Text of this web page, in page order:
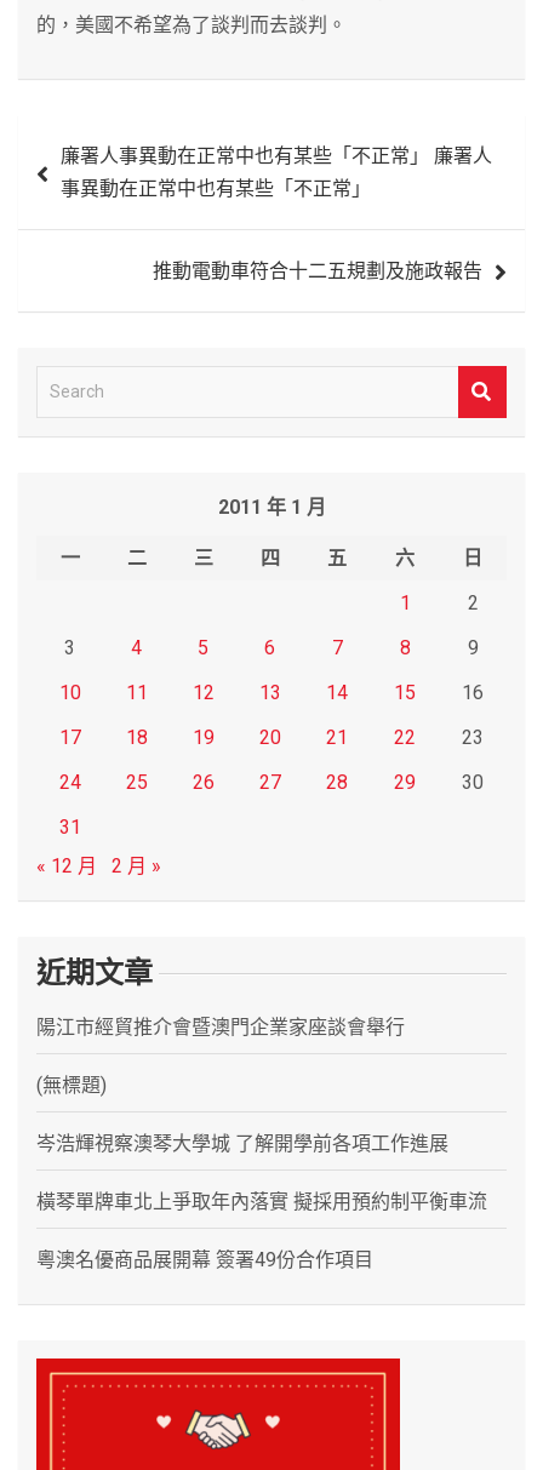
的，美國不希望為了談判而去談判。
章
廉署人事異動在正常中也有某些「不正常」 廉署人
事異動在正常中也有某些「不正常」
推動電動車符合十二五規劃及施政報告
e
2011 年 1 月
一 二 三 四 五 六
日
1
2
3
4 5 6 7 8
9
10
11 12 13 14 15
16
17
18 19 20 21 22
23
24
25 26 27 28 29
30
31
« 12 月
2 月 »
近期文章
陽江市經貿推介會暨澳門企業家座談會舉行
(無標題)
岑浩輝視察澳琴大學城 了解開學前各項工作進展
橫琴單牌車北上爭取年內落實 擬採用預約制平衡車流
粵澳名優商品展開幕 簽署49份合作項目